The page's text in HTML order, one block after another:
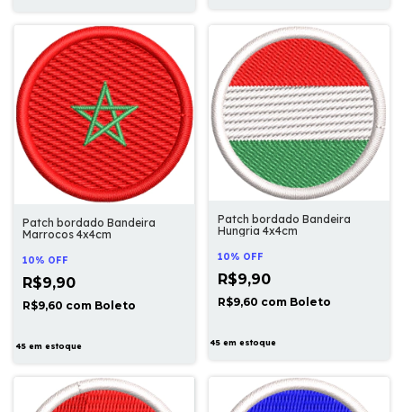
Patch bordado Bandeira
Marrocos 4x4cm
10% OFF
R$9,90
R$9,60 com Boleto
45em estoque
Patch bordado Bandeira
Hungria 4x4cm
10% OFF
R$9,90
R$9,60 com Boleto
45 em estoque